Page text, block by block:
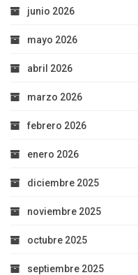
junio 2026
mayo 2026
abril 2026
marzo 2026
febrero 2026
enero 2026
diciembre 2025
noviembre 2025
octubre 2025
septiembre 2025